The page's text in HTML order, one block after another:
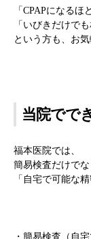
「CPAPになるほ
「いびきだけで
という方も、お
当院でで
福本医院では、
簡易検査だけでな
「自宅で可能な
・簡易検査（自宅